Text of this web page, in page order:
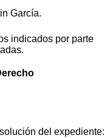
García.
indicados por parte
del expediente: